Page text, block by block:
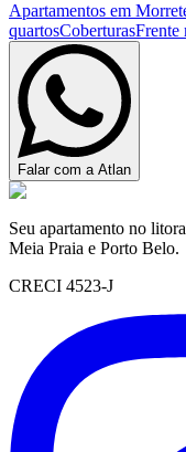
Apartamentos em
quartosCoberturasFrente
Falar com a Atlan
Seu apartamento no
Meia Praia e Porto Belo.
CRECI 4523-J